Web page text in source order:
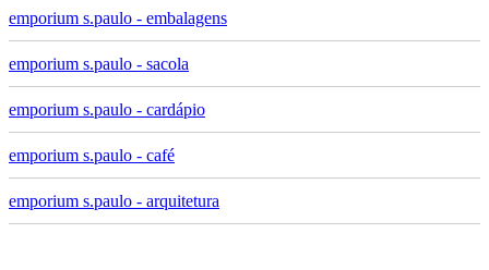
emporium s.paulo - embalagens
emporium s.paulo - sacola
emporium s.paulo - cardápio
emporium s.paulo - café
emporium s.paulo - arquitetura